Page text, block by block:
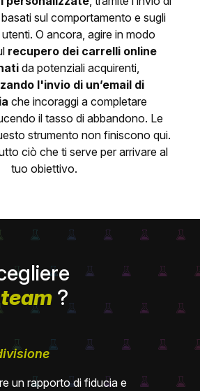
sul comportamento e sugli
O ancora, agire in modo
recupero dei carrelli online
da potenziali acquirenti,
l'invio di un’email di
che incoraggi a completare
il tasso di abbandono. Le
strumento non finiscono qui.
ciò che ti serve per arrivare al
tuo obiettivo.
?
un rapporto di fiducia e